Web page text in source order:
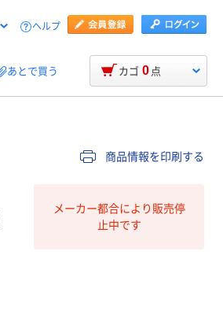
ヘルプ
あとで買う カゴ 0 点
商品情報を印刷する
メーカー都合により販売停
止中です